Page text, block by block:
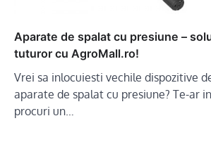
Aparate de spalat cu presiune –
tuturor cu AgroMall.ro!
Vrei sa inlocuiesti vechile dispozitive
aparate de spalat cu presiune? Te-ar
procuri un…